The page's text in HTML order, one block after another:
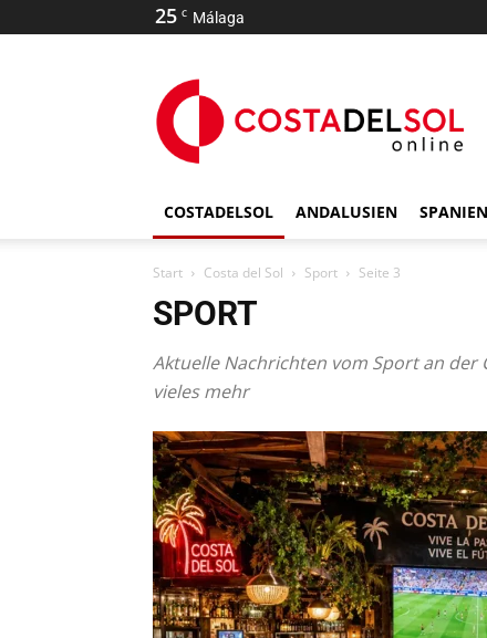
25 C Málaga
COSTADELSOL ANDALUSIEN SPANIEN
Start Costa del Sol Sport Seite 3
SPORT
Aktuelle Nachrichten vom Sport an der
vieles mehr